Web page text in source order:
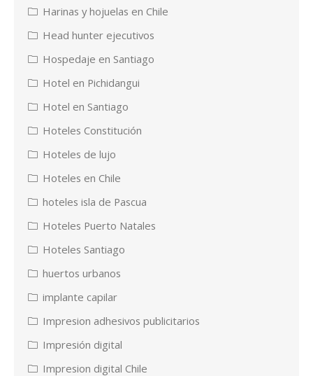
Harinas y hojuelas en Chile
Head hunter ejecutivos
Hospedaje en Santiago
Hotel en Pichidangui
Hotel en Santiago
Hoteles Constitución
Hoteles de lujo
Hoteles en Chile
hoteles isla de Pascua
Hoteles Puerto Natales
Hoteles Santiago
huertos urbanos
implante capilar
Impresion adhesivos publicitarios
Impresión digital
Impresion digital Chile